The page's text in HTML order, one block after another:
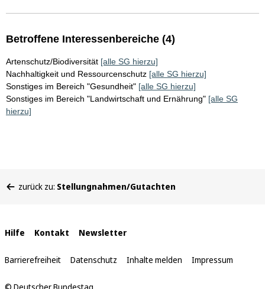
Betroffene Interessenbereiche (4)
Artenschutz/Biodiversität [alle SG hierzu]
Nachhaltigkeit und Ressourcenschutz [alle SG hierzu]
Sonstiges im Bereich "Gesundheit" [alle SG hierzu]
Sonstiges im Bereich "Landwirtschaft und Ernährung" [alle SG
hierzu]
befinden
zurück zu: Stellungnahmen/Gutachten
Interne
Links
Hilfe Kontakt Newsletter
Barrierefreiheit Datenschutz Inhalte melden Impressum